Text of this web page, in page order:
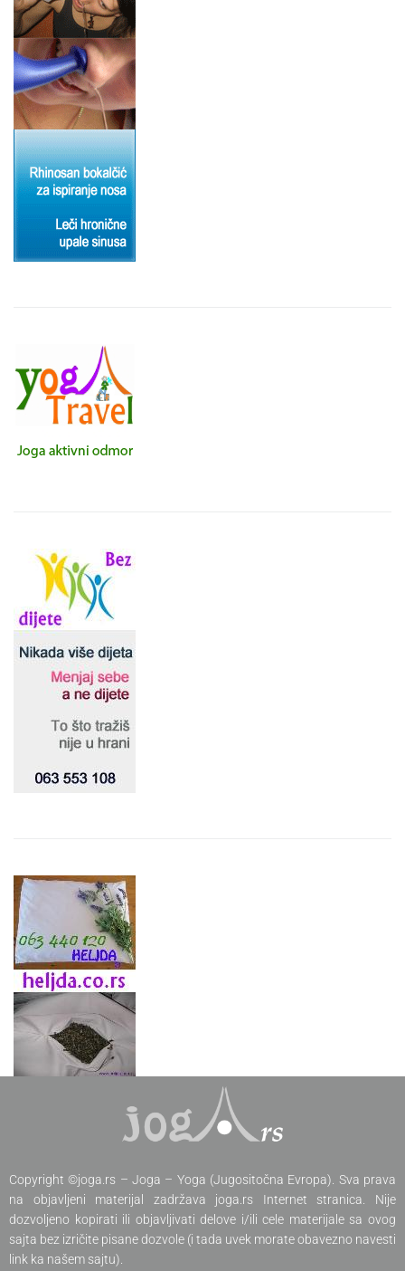
Copyright ©joga.rs – Joga – Yoga (Jugositočna Evropa). Sva prava
na objavljeni materijal zadržava joga.rs Internet stranica. Nije
dozvoljeno kopirati ili objavljivati delove i/ili cele materijale sa ovog
sajta bez izričite pisane dozvole (i tada uvek morate obavezno navesti
link ka našem sajtu).